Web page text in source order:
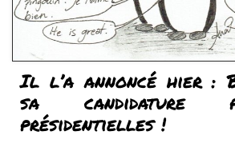
Il l’a annoncé hier :
sa candidature
présidentielles !